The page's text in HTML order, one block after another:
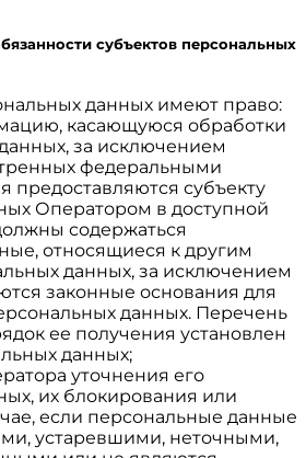
субъектов персональных
данных имеют право:
касающуюся обработки
за исключением
федеральными
предоставляются субъекту
Оператором в доступной
содержаться
относящиеся к другим
данных, за исключением
законные основания для
данных. Перечень
ее получения установлен
данных;
уточнения его
их блокирования или
если персональные данные
устаревшими, неточными,